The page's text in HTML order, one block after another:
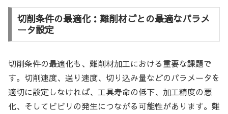
切削条件の最適化：難削材ごとの最適なパラメ
ータ設定
切削条件の最適化も、難削材加工における重要な課題で
す。切削速度、送り速度、切り込み量などのパラメータを
適切に設定しなければ、工具寿命の低下、加工精度の悪
化、そしてビビリの発生につながる可能性があります。難